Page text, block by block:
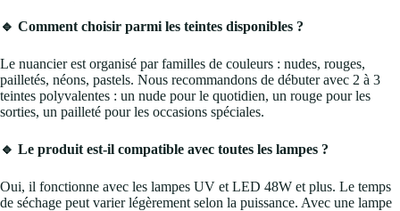
🔹 Comment choisir parmi les teintes disponibles ?
Le nuancier est organisé par familles de couleurs : nudes, rouges,
pailletés, néons, pastels. Nous recommandons de débuter avec 2 à 3
teintes polyvalentes : un nude pour le quotidien, un rouge pour les
sorties, un pailleté pour les occasions spéciales.
🔹 Le produit est-il compatible avec toutes les lampes ?
Oui, il fonctionne avec les lampes UV et LED 48W et plus. Le temps
de séchage peut varier légèrement selon la puissance. Avec une lampe